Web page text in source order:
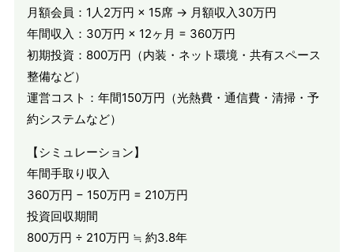
月額会員：1人2万円 × 15席 → 月額収入30万円
年間収入：30万円 × 12ヶ月 = 360万円
初期投資：800万円（内装・ネット環境・共有スペース
整備など）
運営コスト：年間150万円（光熱費・通信費・清掃・予
約システムなど）
【シミュレーション】
年間手取り収入
360万円 − 150万円 = 210万円
投資回収期間
800万円 ÷ 210万円 ≒ 約3.8年